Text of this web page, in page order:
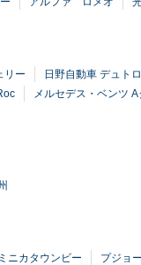
リー 日野自動車 デュト
メルセデス・ベンツ
ニカタウンビー プジョ